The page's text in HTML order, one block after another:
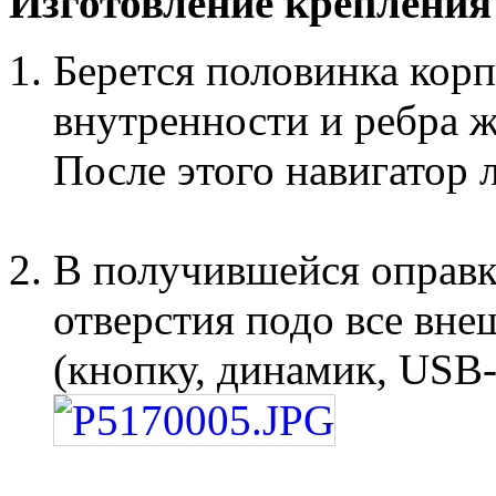
Берется половинка
внутренности и ребра
После этого навигатор
В получившейся
отверстия подо все
(кнопку, динамик,